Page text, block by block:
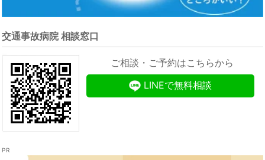
交通事故病院 相談窓口
ご相談・ご予約はこちらから
LINEで無料相談